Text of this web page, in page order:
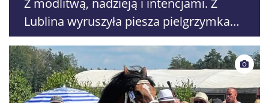
Z modlitwą, nadzieją i intencjami. Z
Lublina wyruszyła piesza pielgrzymka
na Jasną Górę